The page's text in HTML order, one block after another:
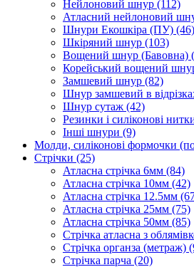
Нейлоновий шнур (112)
Атласний нейлоновий
Шнури Екошкіра (ПУ) (46)
Шкіряний шнур (103)
Вощений шнур (Бавовна)
Корейський вощений
Замшевий шнур (82)
Шнур замшевий в
Шнур сутаж (42)
Резинки і силіконові
Інші шнури (9)
Молди, силіконові формочки
Стрічки (25)
Атласна стрічка 6мм (84)
Атласна стрічка 10мм (42)
Атласна стрічка 12.5мм
Атласна стрічка 25мм (75)
Атласна стрічка 50мм (85)
Стрічка атласна з
Стрічка органза (метраж)
Стрічка парча (20)